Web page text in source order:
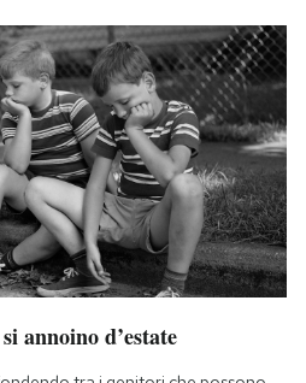
annoino d’estate